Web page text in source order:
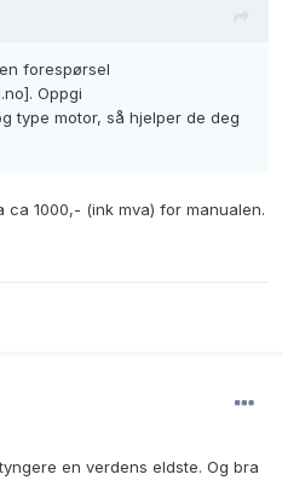
forespørsel
Oppgi
type motor, så hjelper de deg
ca 1000,- (ink mva) for manualen.
en verdens eldste. Og bra